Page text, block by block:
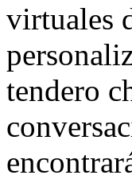
virtuales
tendero